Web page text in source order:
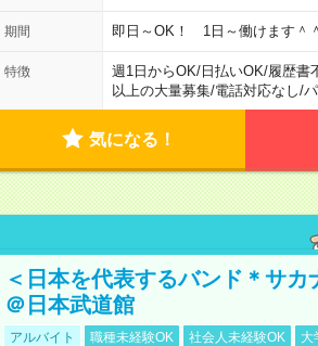
期間 即日～OK！ 1日～働けます＾
特徴 週1日からOK/日払いOK/履歴書
以上の大量募集/電話対応なし/
気になる！
＜日本を代表するバンド＊サ
＠日本武道館
アルバイト 職種未経験OK 社会人未経験OK 大